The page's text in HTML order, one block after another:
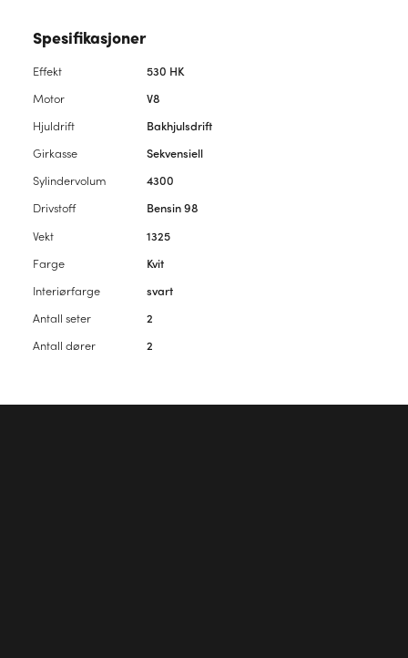
Spesifikasjoner
Effekt
530 HK
Motor
V8
Hjuldrift
Bakhjulsdrift
Girkasse
Sekvensiell
Sylindervolum
4300
Drivstoff
Bensin 98
Vekt
1325
Farge
Kvit
Interiørfarge
svart
Antall seter
2
Antall dører
2